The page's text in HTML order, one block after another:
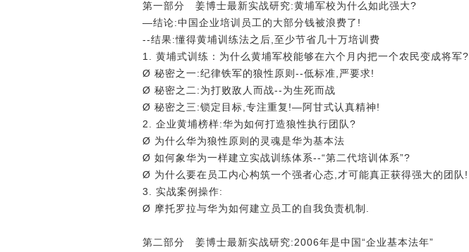
第一部分 姜博士最新实战研究:黄埔军校为什么如此强大?
―结论:中国企业培训员工的大部分钱被浪费了!
--结果:懂得黄埔训练法之后,至少节省几十万培训费
1. 黄埔式训练：为什么黄埔军校能够在六个月内把一个农民变成将军?
Ø 秘密之一:纪律铁军的狼性原则--低标准,严要求!
Ø 秘密之二:为打败敌人而战--为生死而战
Ø 秘密之三:锁定目标,专注重复!―阿甘式认真精神!
2. 企业黄埔榜样:华为如何打造狼性执行团队?
Ø 为什么华为狼性原则的灵魂是华为基本法
Ø 如何象华为一样建立实战训练体系--“第二代培训体系”?
Ø 为什么要在员工内心构筑一个强者心态,才可能真正获得强大的团队!
3. 实战案例操作:
Ø 摩托罗拉与华为如何建立员工的自我负责机制.
第二部分 姜博士最新实战研究:2006年是中国“企业基本法年”